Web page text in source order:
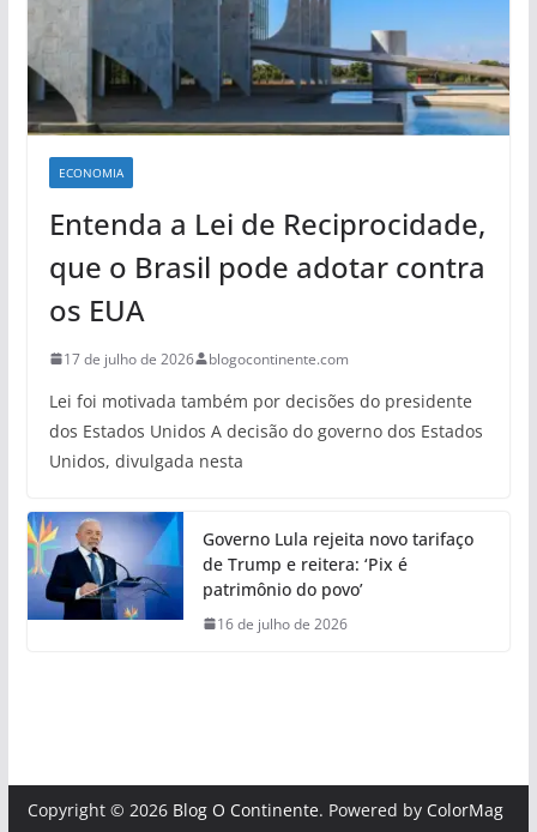
ECONOMIA
Entenda a Lei de Reciprocidade,
que o Brasil pode adotar contra
os EUA
17 de julho de 2026 blogocontinente.com
Lei foi motivada também por decisões do presidente
dos Estados Unidos A decisão do governo dos Estados
Unidos, divulgada nesta
Governo Lula rejeita novo tarifaço
de Trump e reitera: ‘Pix é
patrimônio do povo’
16 de julho de 2026
Copyright © 2026 Blog O Continente. Powered by ColorMag